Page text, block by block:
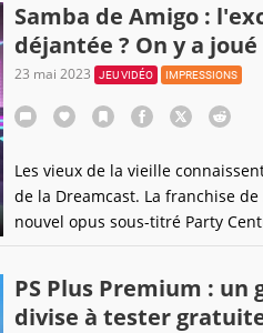
Samba de Amigo :
déjantée ? On y a joué
23 mai 2023 JEU VIDÉO IMPRESSIONS
Les vieux de la vieille
de la Dreamcast. La franchise
nouvel opus sous-titré Party
PS Plus Premium : un
divise à tester